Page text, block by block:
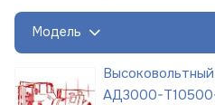
Модель
АД3000-